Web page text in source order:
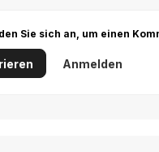
Sie sich an, um einen
Anmelden